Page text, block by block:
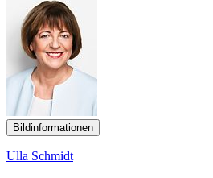
Bildinformationen
Ulla Schmidt